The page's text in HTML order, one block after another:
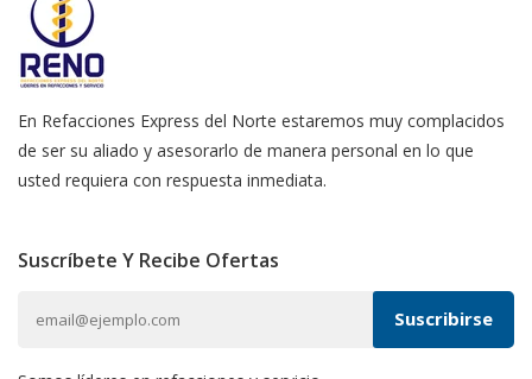
En Refacciones Express del Norte estaremos muy complacidos
de ser su aliado y asesorarlo de manera personal en lo que
usted requiera con respuesta inmediata.
Suscríbete Y Recibe Ofertas